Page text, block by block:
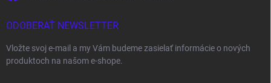
ODOBERAŤ NEWSLETTER
Vložte svoj e-mail a my Vám budeme zasielať informácie o nových
produktoch na našom e-shope.